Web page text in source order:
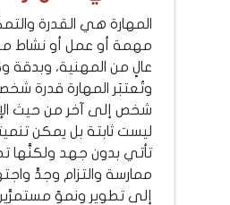
المهارة هي القدرة
مهمة أو عمل أو نشاط
عالٍ من المهنية، وبدقة
وتُعتبَر المهارة قدرة
شخص إلى آخر من حيث
ليست ثابتة بل يمكن
تأتي بدون جهد ولكنَّها
ممارسة والتزام وجدٍّ
إلى تطوير ونموّ